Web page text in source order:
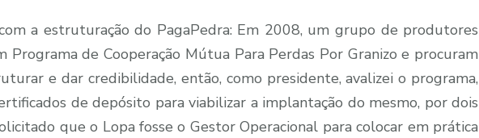
a estruturação do PagaPedra: Em 2008, um grupo de produtores
Programa de Cooperação Mútua Para Perdas Por Granizo e procuram
e dar credibilidade, então, como presidente, avalizei o programa,
de depósito para viabilizar a implantação do mesmo, por dois
que o Lopa fosse o Gestor Operacional para colocar em prática